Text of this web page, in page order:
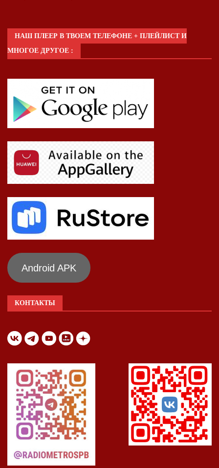
НАШ ПЛЕЕР В ТВОЕМ ТЕЛЕФОНЕ + ПЛЕЙЛИСТ И
МНОГОЕ ДРУГОЕ :
Android APK
КОНТАКТЫ